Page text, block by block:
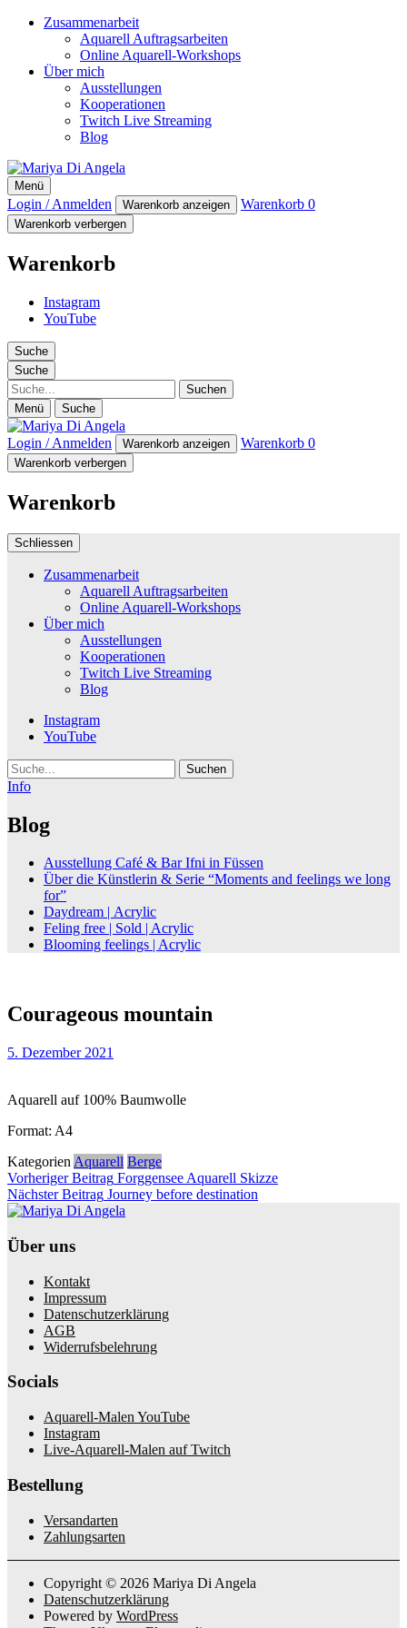
Zusammenarbeit
Aquarell Auftragsarbeiten
Online Aquarell-Workshops
Über mich
Ausstellungen
Kooperationen
Twitch Live Streaming
Blog
Mariya Di Angela
Artist
Menü
Login / Anmelden Warenkorb anzeigen Warenkorb 0
Warenkorb verbergen
Warenkorb
Instagram
YouTube
Suche
Suche
Suche
Menü Suche
Login / Anmelden Warenkorb anzeigen Warenkorb 0
Warenkorb verbergen
Warenkorb
Schliessen
Zusammenarbeit
Aquarell Auftragsarbeiten
Online Aquarell-Workshops
Über mich
Ausstellungen
Kooperationen
Twitch Live Streaming
Blog
Instagram
YouTube
Suche
Info
Blog
Ausstellung Café & Bar Ifni in Füssen
Über die Künstlerin & Serie “Moments and feelings we long
for”
Daydream | Acrylic
Feling free | Sold | Acrylic
Blooming feelings | Acrylic
Courageous mountain
5. Dezember 2021
Aquarell auf 100% Baumwolle
Format: A4
Kategorien Aquarell Berge
Beitragsnavigation
Vorheriger Beitrag Forggensee Aquarell SkizzeVorheriger
Nächster Beitrag Journey before destination
Über uns
Kontakt
Impressum
Datenschutzerklärung
AGB
Widerrufsbelehrung
Socials
Aquarell-Malen YouTube
Instagram
Live-Aquarell-Malen auf Twitch
Bestellung
Versandarten
Zahlungsarten
Copyright © 2026 Mariya Di Angela
Datenschutzerklärung
Powered by WordPress